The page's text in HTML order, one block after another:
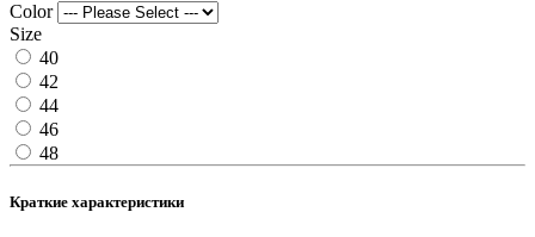
Color
Size
40
42
44
46
48
Краткие характеристики